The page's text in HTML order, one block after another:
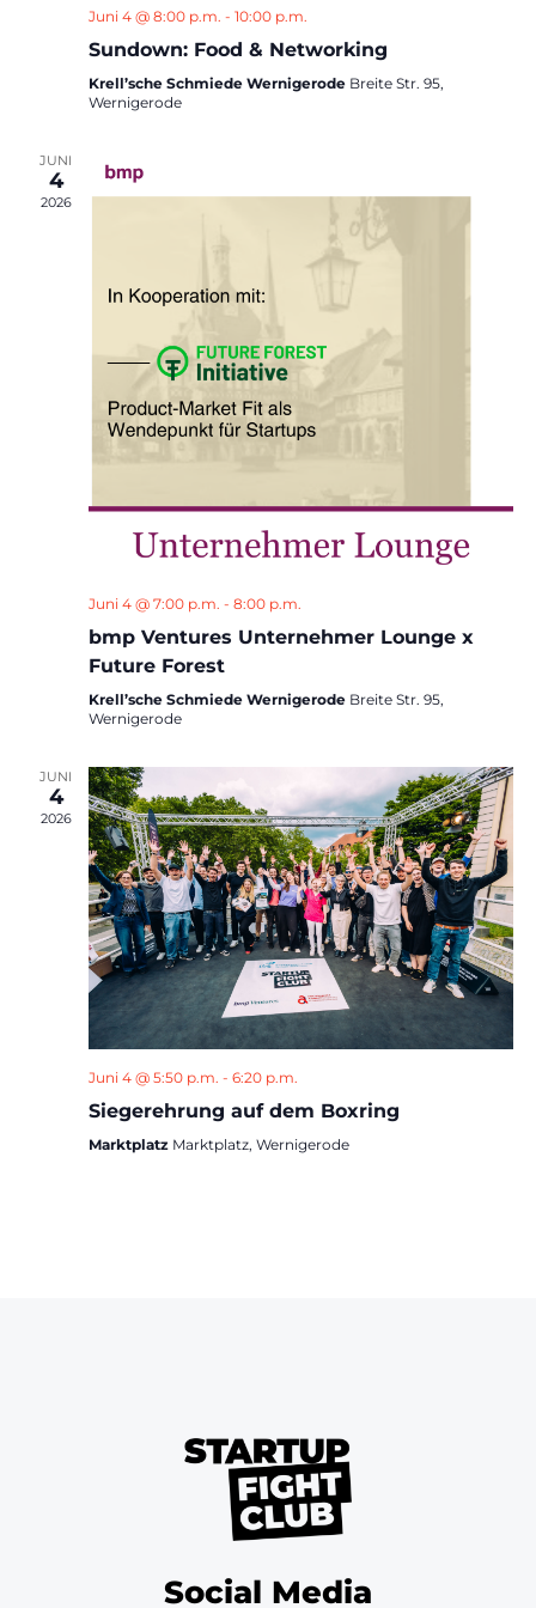
Juni 4 @ 8:00 p.m. - 10:00 p.m.
Sundown: Food & Networking
Krell’sche Schmiede Wernigerode Breite Str. 95,
Wernigerode
JUNI
4
2026
Juni 4 @ 7:00 p.m. - 8:00 p.m.
bmp Ventures Unternehmer Lounge x
Future Forest
Krell’sche Schmiede Wernigerode Breite Str. 95,
Wernigerode
JUNI
4
2026
Juni 4 @ 5:50 p.m. - 6:20 p.m.
Siegerehrung auf dem Boxring
Marktplatz Marktplatz, Wernigerode
Social Media